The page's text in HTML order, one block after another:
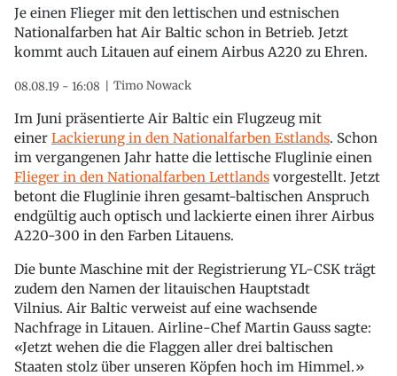
Je einen Flieger mit den lettischen und estnischen
Nationalfarben hat Air Baltic schon in Betrieb. Jetzt
kommt auch Litauen auf einem Airbus A220 zu Ehren.
08.08.19 - 16:08 Timo Nowack
Im Juni präsentierte Air Baltic ein Flugzeug mit
einer Lackierung in den Nationalfarben Estlands. Schon
im vergangenen Jahr hatte die lettische Fluglinie einen
Flieger in den Nationalfarben Lettlands vorgestellt. Jetzt
betont die Fluglinie ihren gesamt-baltischen Anspruch
endgültig auch optisch und lackierte einen ihrer Airbus
A220-300 in den Farben Litauens.
Die bunte Maschine mit der Registrierung YL-CSK trägt
zudem den Namen der litauischen Hauptstadt
Vilnius. Air Baltic verweist auf eine wachsende
Nachfrage in Litauen. Airline-Chef Martin Gauss sagte:
«Jetzt wehen die die Flaggen aller drei baltischen
Staaten stolz über unseren Köpfen hoch im Himmel.»